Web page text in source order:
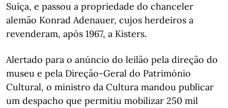
Suíça, e passou a propriedade do chanceler
alemão Konrad Adenauer, cujos herdeiros a
revenderam, após 1967, a Kisters.
Alertado para o anúncio do leilão pela direção do
museu e pela Direção-Geral do Património
Cultural, o ministro da Cultura mandou publicar
um despacho que permitiu mobilizar 250 mil